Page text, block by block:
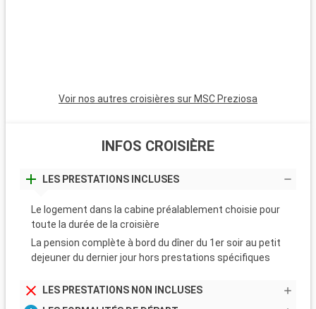
Voir nos autres croisières sur MSC Preziosa
INFOS CROISIÈRE
LES PRESTATIONS INCLUSES
Le logement dans la cabine préalablement choisie pour
toute la durée de la croisière
La pension complète à bord du dîner du 1er soir au petit
dejeuner du dernier jour hors prestations spécifiques
LES PRESTATIONS NON INCLUSES